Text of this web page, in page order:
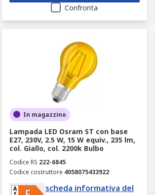
Confronta
In magazzino
Lampada LED Osram ST con base
E27, 230V, 2.5 W, 15 W equiv., 235 lm,
col. Giallo, col. 2200k Bulbo
Codice RS 222-6845
Codice costruttore 4058075433922
scheda informativa del